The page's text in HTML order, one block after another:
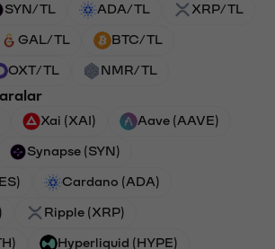
SYN/TL ADA/TL XRP/TL
GAL/TL BTC/TL
OXT/TL NMR/TL
Xai (XAI) Aave (AAVE)
Synapse (SYN)
Cardano (ADA)
Ripple (XRP)
Hyperliquid (HYPE)